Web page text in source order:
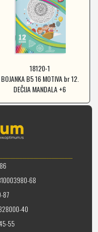
18120-1
BOJANKA B5 16 MOTIVA br 12.
DEČIJA MANDALA +6
68
87
40
55